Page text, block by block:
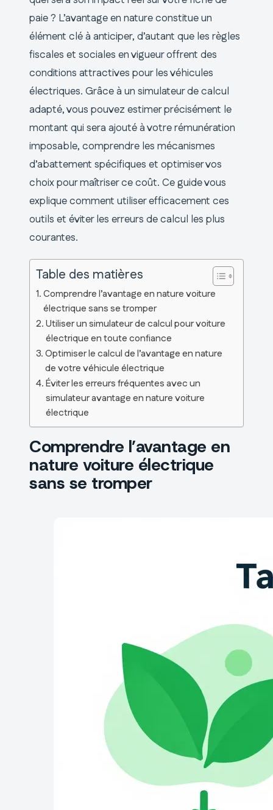
paie ? L’avantage en nature constitue un
élément clé à anticiper, d’autant que les règles
fiscales et sociales en vigueur offrent des
conditions attractives pour les véhicules
électriques. Grâce à un simulateur de calcul
adapté, vous pouvez estimer précisément le
montant qui sera ajouté à votre rémunération
imposable, comprendre les mécanismes
d’abattement spécifiques et optimiser vos
choix pour maîtriser ce coût. Ce guide vous
explique comment utiliser efficacement ces
outils et éviter les erreurs de calcul les plus
courantes.
Table des matières
Comprendre l’avantage en nature voiture
électrique sans se tromper
Utiliser un simulateur de calcul pour voiture
électrique en toute confiance
Optimiser le calcul de l’avantage en nature
de votre véhicule électrique
Éviter les erreurs fréquentes avec un
simulateur avantage en nature voiture
électrique
Comprendre l’avantage en
nature voiture électrique
sans se tromper